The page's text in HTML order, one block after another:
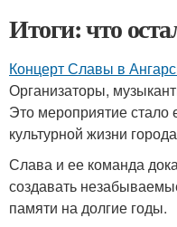
Итоги: что
Концерт Славы в
Организаторы,
Это мероприятие
культурной жизни
Слава и ее команда
создавать
памяти на долгие годы.